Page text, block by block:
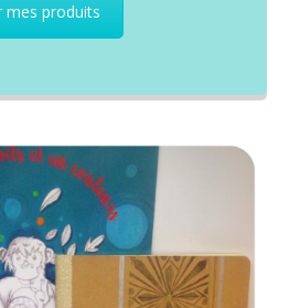
mes produits